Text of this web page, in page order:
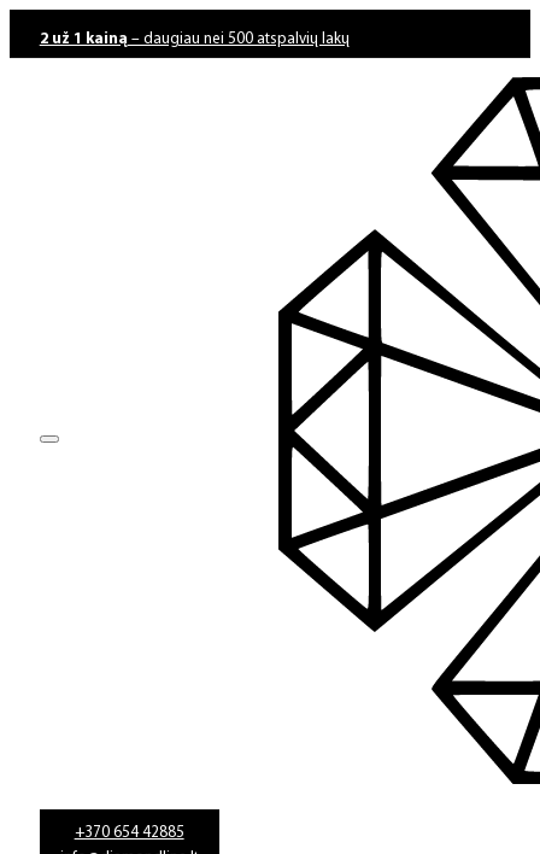
2 už 1 kainą – daugiau nei 500 atspalvių lakų
+370 654 42885